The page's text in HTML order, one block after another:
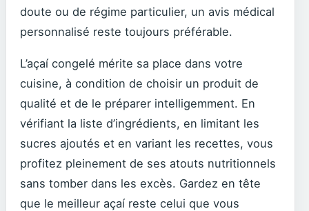
doute ou de régime particulier, un avis médical
personnalisé reste toujours préférable.
L’açaí congelé mérite sa place dans votre
cuisine, à condition de choisir un produit de
qualité et de le préparer intelligemment. En
vérifiant la liste d’ingrédients, en limitant les
sucres ajoutés et en variant les recettes, vous
profitez pleinement de ses atouts nutritionnels
sans tomber dans les excès. Gardez en tête
que le meilleur açaí reste celui que vous